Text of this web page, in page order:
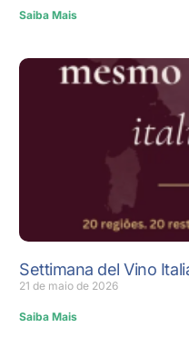
Saiba Mais
Settimana del Vino
21 de maio de 2026
Saiba Mais